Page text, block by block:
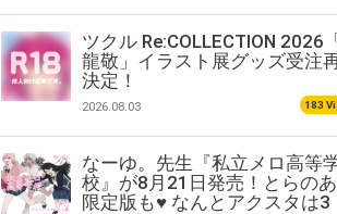
ツクル Re:COLLECTION 2026
龍敬」イラスト展グッズ受注
決定！
2026.08.03 183
なーゆ。先生『私立メロ高等
校』が8月21日発売！とらの
限定版も♥ なんとアクスタは3